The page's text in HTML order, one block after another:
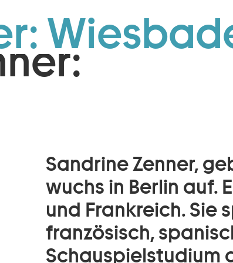
Zum Footer springen
Sandrine Zenner,
wuchs in Berlin auf.
und Frankreich. Sie
französisch,
Schauspielstudium